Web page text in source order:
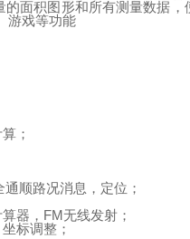
面积图形和所有测量数据，
游戏等功能
；
顺路况消息，定位；
器， FM无线发射；
标调整；